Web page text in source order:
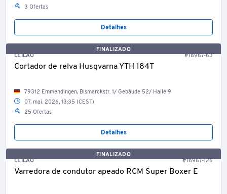
3 Ofertas
Detalhes
FINALIZADO
LEILÃO
#18967-63
Cortador de relva Husqvarna YTH 184T
79312 Emmendingen, Bismarckstr. 1/ Gebäude 52/ Halle 9
07. mai. 2026, 13:35 (CEST)
25 Ofertas
Detalhes
FINALIZADO
LEILÃO
#18967-126
Varredora de condutor apeado RCM Super Boxer E